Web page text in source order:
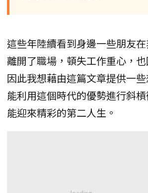
這些年陸續看到身邊一些朋友
離開了職場，頓失工作重心，也
因此我想藉由這篇文章提供一
能利用這個時代的優勢進行斜
能迎來精彩的第二人生。